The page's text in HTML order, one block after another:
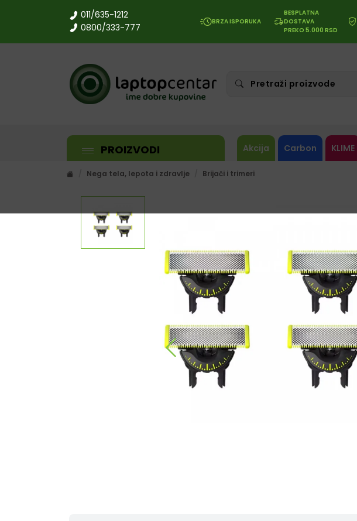
011/635-1212
0800/333-777
BRZA ISPORUKA
BESPLATNA
DOSTAVA
PREKO 5.000 RSD
PROIZVODI Akcija Carbon KLIME
Nega tela, lepota i zdravlje Brijači i trimeri